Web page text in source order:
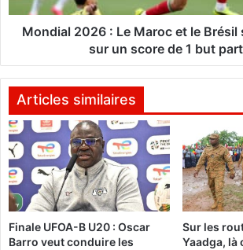
d
a
c
e
s
o
n
5
e
0
:
L
M
a
r
o
c
e
t
l
e
Mondial 2026 : Le Maroc et le
sur un score de 1 but
Articles similaires
Finale UFOA-B U20 : Oscar
Barro veut conduire les
Sur les
Yaadga, là